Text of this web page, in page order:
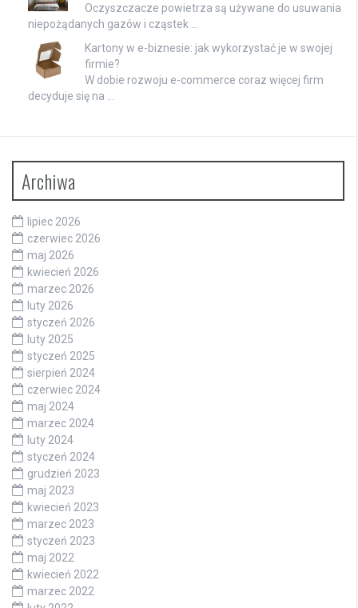
Oczyszczacze powietrza są używane do usuwania
niepożądanych gazów i cząstek …
Kartony w e-biznesie: jak wykorzystać je w swojej
firmie?
W dobie rozwoju e-commerce coraz więcej firm
decyduje się na …
Archiwa
lipiec 2026
czerwiec 2026
maj 2026
kwiecień 2026
marzec 2026
luty 2026
styczeń 2026
luty 2025
styczeń 2025
sierpień 2024
czerwiec 2024
maj 2024
marzec 2024
luty 2024
styczeń 2024
grudzień 2023
maj 2023
kwiecień 2023
marzec 2023
styczeń 2023
maj 2022
kwiecień 2022
marzec 2022